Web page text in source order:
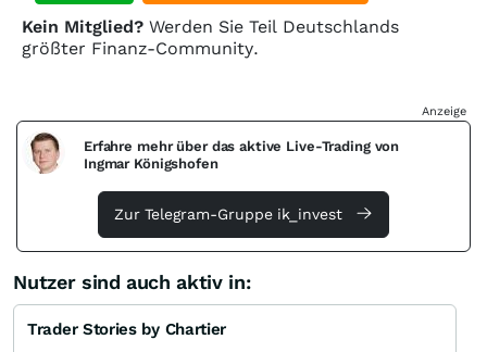
Kein Mitglied? Werden Sie Teil Deutschlands
größter Finanz-Community.
Anzeige
Erfahre mehr über das aktive Live-Trading von
Ingmar Königshofen
Zur Telegram-Gruppe ik_invest
Nutzer sind auch aktiv in:
Trader Stories by Chartier